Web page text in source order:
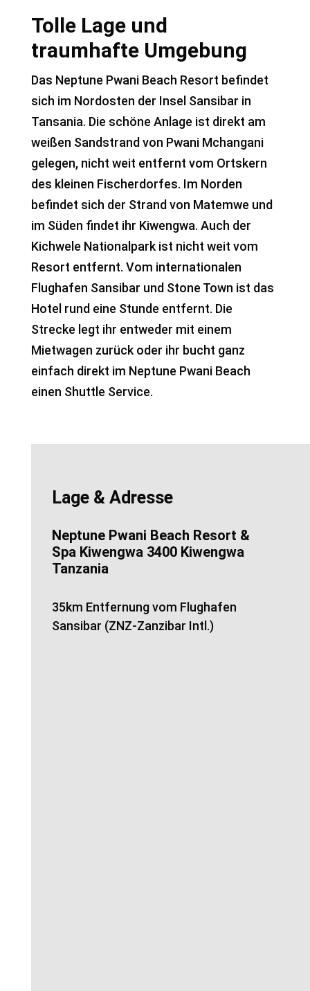
Tolle Lage und
traumhafte Umgebung
Das Neptune Pwani Beach Resort befindet
sich im Nordosten der Insel Sansibar in
Tansania. Die schöne Anlage ist direkt am
weißen Sandstrand von Pwani Mchangani
gelegen, nicht weit entfernt vom Ortskern
des kleinen Fischerdorfes. Im Norden
befindet sich der Strand von Matemwe und
im Süden findet ihr Kiwengwa. Auch der
Kichwele Nationalpark ist nicht weit vom
Resort entfernt. Vom internationalen
Flughafen Sansibar und Stone Town ist das
Hotel rund eine Stunde entfernt. Die
Strecke legt ihr entweder mit einem
Mietwagen zurück oder ihr bucht ganz
einfach direkt im Neptune Pwani Beach
einen Shuttle Service.
Lage & Adresse
Neptune Pwani Beach Resort &
Spa Kiwengwa 3400 Kiwengwa
Tanzania
35km Entfernung vom Flughafen
Sansibar (ZNZ-Zanzibar Intl.)